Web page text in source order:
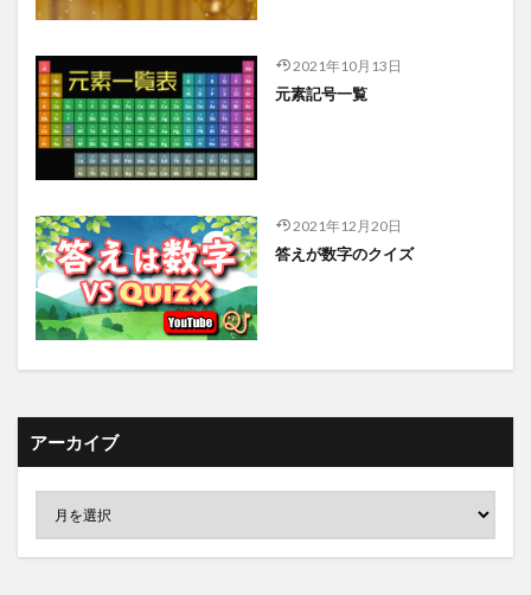
2021年10月13日
元素記号一覧
2021年12月20日
答えが数字のクイズ
アーカイブ